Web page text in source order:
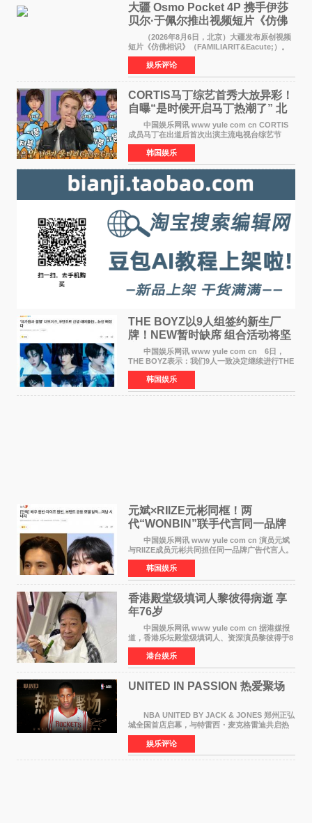
大疆 Osmo Pocket 4P 携手伊莎
贝尔·于佩尔推出视频短片《仿佛
相识》
（2026年8月6日，北京）大疆发布原创视频
短片《仿佛相识》（FAMILIARIT&Eacute;）。
视频短片由戛纳国际电影节最佳女演员伊莎贝尔·
于佩尔（Isabelle Huppert）主演，全程使用大
疆首款双主摄口
娱乐评论
CORTIS马丁综艺首秀大放异彩！
自曝“是时候开启马丁热潮了” 北
美巡演火热进行中
中国娱乐网讯 www yule com cn CORTIS
成员马丁在出道后首次出演主流电视台综艺节
目，展现了多才多艺的魅力。 马丁出演了5日
播出的MBC《Radio Star》Fashion与Passion
之间，I&lsquo;m
韩国娱乐
THE BOYZ以9人组签约新生厂
牌！NEW暂时缺席 组合活动将坚
定不移继续
中国娱乐网讯 www yule com cn 6日，
THE BOYZ表示：我们9人一致决定继续进行THE
BOYZ组合活动，并且已经完成了组合团体活动
签约。目前正在新生厂牌下进行活动准备。尚未
离开THE BOYZ原所
韩国娱乐
元斌×RIIZE元彬同框！两
代“WONBIN”联手代言同一品牌
颜值天花板合体
中国娱乐网讯 www yule com cn 演员元斌
与RIIZE成员元彬共同担任同一品牌广告代言人。
6日据独家报道，继演员元斌之后，RIIZE元彬最
近也被选为某在线中介平台A公司的共同广告代言
人，两人将作
韩国娱乐
香港殿堂级填词人黎彼得病逝 享
年76岁​
中国娱乐网讯 www yule com cn 据港媒报
道，香港乐坛殿堂级填词人、资深演员黎彼得于8
月5日上午因病离世，终年76岁。好友钟志光透
露，黎彼得今年3月中风后便卧床休养，身体机能
持续衰退，最
港台娱乐
UNITED IN PASSION 热爱聚场
NBA UNITED BY JACK & JONES 郑州正弘
城全国首店启幕，与特雷西・麦克格雷迪共启热
爱 2026 年7 月21 日，
NBAUNITEDBYJACK&JONES 全国首店，于郑
州正弘城正式启幕。NBA 传奇球星
娱乐评论